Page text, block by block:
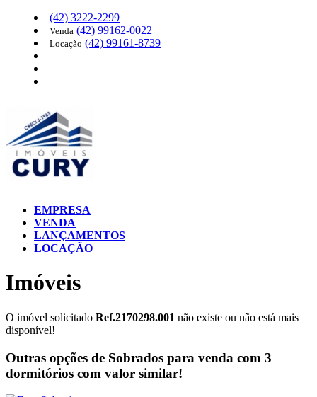
(42) 3222-2299
Venda (42) 99162-0022
Locação (42) 99161-8739
EMPRESA
VENDA
LANÇAMENTOS
LOCAÇÃO
Imóveis
O imóvel solicitado Ref.2170298.001 não existe ou não está mais
disponível!
Outras opções de Sobrados para venda com 3
dormitórios com valor similar!